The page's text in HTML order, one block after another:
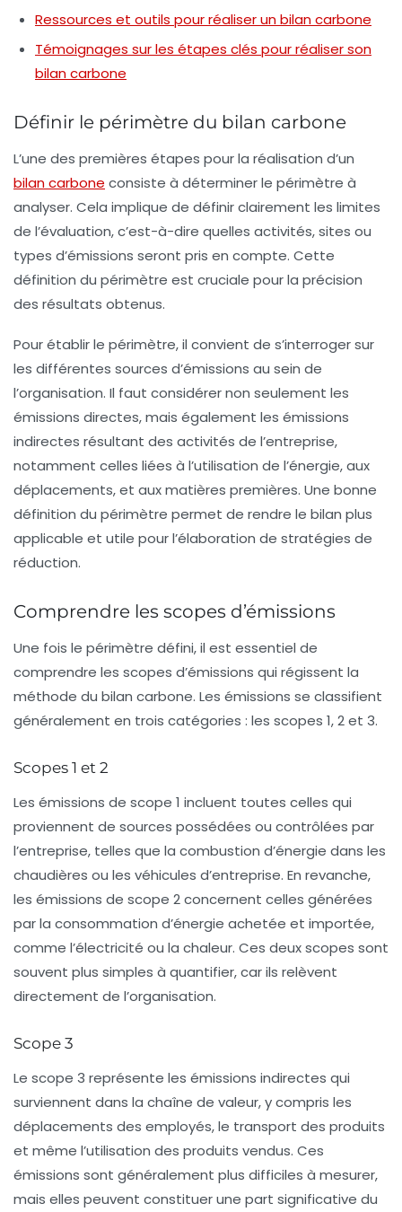
Ressources et outils pour réaliser un bilan carbone
Témoignages sur les étapes clés pour réaliser son
bilan carbone
Définir le périmètre du bilan carbone
L’une des premières étapes pour la réalisation d’un
bilan carbone consiste à déterminer le périmètre à
analyser. Cela implique de définir clairement les limites
de l’évaluation, c’est-à-dire quelles activités, sites ou
types d’émissions seront pris en compte. Cette
définition du périmètre est cruciale pour la précision
des résultats obtenus.
Pour établir le périmètre, il convient de s’interroger sur
les différentes sources d’émissions au sein de
l’organisation. Il faut considérer non seulement les
émissions directes, mais également les émissions
indirectes résultant des activités de l’entreprise,
notamment celles liées à l’utilisation de l’énergie, aux
déplacements, et aux matières premières. Une bonne
définition du périmètre permet de rendre le bilan plus
applicable et utile pour l’élaboration de stratégies de
réduction.
Comprendre les scopes d’émissions
Une fois le périmètre défini, il est essentiel de
comprendre les scopes d’émissions qui régissent la
méthode du bilan carbone. Les émissions se classifient
généralement en trois catégories : les scopes 1, 2 et 3.
Scopes 1 et 2
Les émissions de scope 1 incluent toutes celles qui
proviennent de sources possédées ou contrôlées par
l’entreprise, telles que la combustion d’énergie dans les
chaudières ou les véhicules d’entreprise. En revanche,
les émissions de scope 2concernent celles générées
par la consommation d’énergie achetée et importée,
comme l’électricité ou la chaleur. Ces deux scopes sont
souvent plus simples à quantifier, car ils relèvent
directement de l’organisation.
Scope 3
Le scope 3 représente les émissions indirectes qui
surviennent dans la chaîne de valeur, y compris les
déplacements des employés, le transport des produits
et même l’utilisation des produits vendus. Ces
émissions sont généralement plus difficiles à mesurer,
mais elles peuvent constituer une part significative du